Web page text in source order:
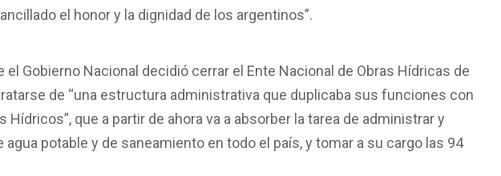
el honor y la dignidad de los argentinos”.
Gobierno Nacional decidió cerrar el Ente Nacional de Obras Hídricas de
de “una estructura administrativa que duplicaba sus funciones con
Hídricos”, que a partir de ahora va a absorber la tarea de administrar y
potable y de saneamiento en todo el país, y tomar a su cargo las 94